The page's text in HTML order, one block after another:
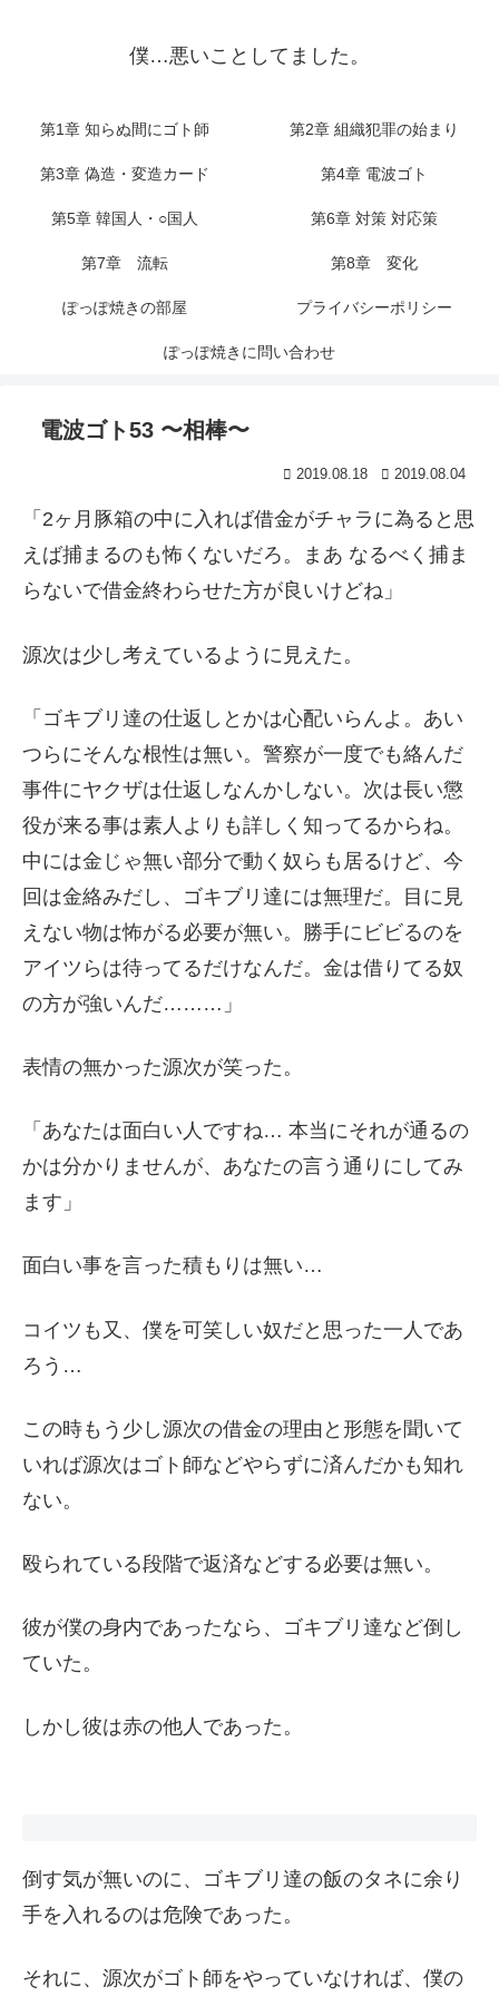
僕…悪いことしてました。
第1章 知らぬ間にゴト師 第2章 組織犯罪の始まり
第3章 偽造・変造カード 第4章 電波ゴト
第5章 韓国人・○国人 第6章 対策 対応策
第7章 流転 第8章 変化
ぽっぽ焼きの部屋 プライバシーポリシー
ぽっぽ焼きに問い合わせ
電波ゴト53 〜相棒〜
2019.08.18 2019.08.04
「2ヶ月豚箱の中に入れば借金がチャラに為ると思
えば捕まるのも怖くないだろ。まあ なるべく捕ま
らないで借金終わらせた方が良いけどね」
源次は少し考えているように見えた。
「ゴキブリ達の仕返しとかは心配いらんよ。あい
つらにそんな根性は無い。警察が一度でも絡んだ
事件にヤクザは仕返しなんかしない。次は長い懲
役が来る事は素人よりも詳しく知ってるからね。
中には金じゃ無い部分で動く奴らも居るけど、今
回は金絡みだし、ゴキブリ達には無理だ。目に見
えない物は怖がる必要が無い。勝手にビビるのを
アイツらは待ってるだけなんだ。金は借りてる奴
の方が強いんだ………」
表情の無かった源次が笑った。
「あなたは面白い人ですね… 本当にそれが通るの
かは分かりませんが、あなたの言う通りにしてみ
ます」
面白い事を言った積もりは無い…
コイツも又、僕を可笑しい奴だと思った一人であ
ろう…
この時もう少し源次の借金の理由と形態を聞いて
いれば源次はゴト師などやらずに済んだかも知れ
ない。
殴られている段階で返済などする必要は無い。
彼が僕の身内であったなら、ゴキブリ達など倒し
ていた。
しかし彼は赤の他人であった。
倒す気が無いのに、ゴキブリ達の飯のタネに余り
手を入れるのは危険であった。
それに、源次がゴト師をやっていなければ、僕の